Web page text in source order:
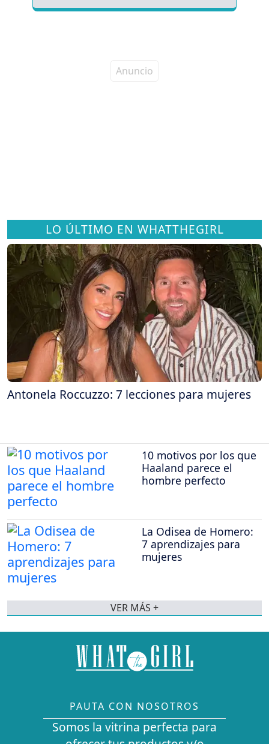
LO ÚLTIMO EN WHATTHEGIRL
Antonela Roccuzzo: 7 lecciones para mujeres
10 motivos por los que
Haaland parece el
hombre perfecto
La Odisea de Homero:
7 aprendizajes para
mujeres
VER MÁS +
PAUTA CON NOSOTROS
Somos la vitrina perfecta para